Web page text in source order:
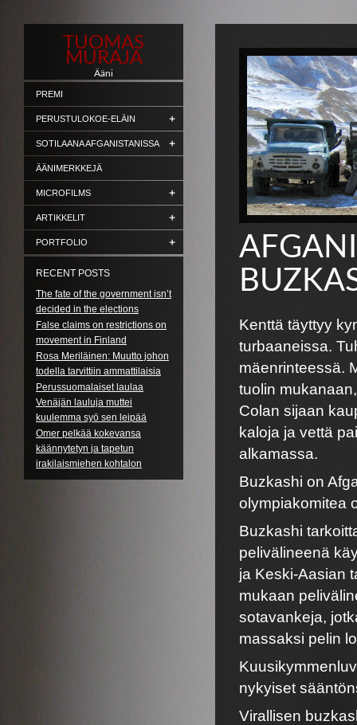
TUOMAS
MURAJA
Ääni
PREMI
PERUSTULOKOE-ELÄIN
SOTILAANA AFGANISTANISSA
ÄÄNIMERKKEJÄ
MICROFILMS
ARTIKKELIT
PORTFOLIO
RECENT POSTS
The fate of the government isn’t
decided in the elections
False claims on restrictions on
movement in Finland
Rosa Meriläinen: Muutto johon
todella tarvittiin ammattilaisia
Perussuomalaiset laulaa
Venäjän lauluja muttei
kuulemma syö sen leipää
Omer pelkää kokevansa
käännytetyn ja tapetun
irakilaismiehen kohtalon
Kenttä täyttyy
turbaaneissa.
mäenrinteessä.
tuolin
Colan sijaan
kaloja ja vettä
alkamassa.
Buzkashi on
olympiakomitea
Buzkashi
pelivälineenä
ja Keski-Aasian
mukaan
sotavankeja,
massaksi pelin
nykyiset
Virallisen